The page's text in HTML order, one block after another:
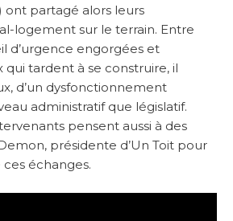
ont partagé alors leurs
logement sur le terrain. Entre
d’urgence engorgées et
qui tardent à se construire, il
d’un dysfonctionnement
administratif que législatif.
pensent aussi à des
présidente d’Un Toit pour
échanges.